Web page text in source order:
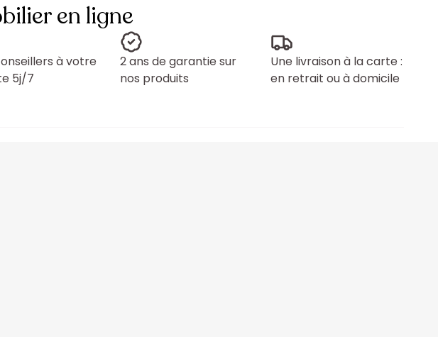
en ligne
à votre
5j/7
2 ans de garantie sur
nos produits
Une livraison à la carte :
en retrait ou à domicile